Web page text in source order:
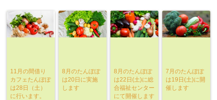
11月の間借り
カフェたんぽぽ
は28日（土）
に行います。
8月のたんぽぽ
は20日に実施
します
8月のたんぽぽ
は22日(土)に総
合福祉センター
にて開催します
7月のたんぽぽ
は19日(土)に開
催します